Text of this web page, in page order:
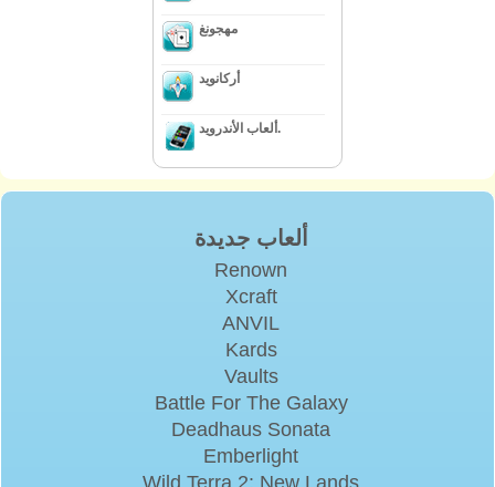
مهجونغ
أركانويد
ألعاب الأندرويد.
ألعاب جديدة
Renown
Xcraft
ANVIL
Kards
Vaults
Battle For The Galaxy
Deadhaus Sonata
Emberlight
Wild Terra 2: New Lands